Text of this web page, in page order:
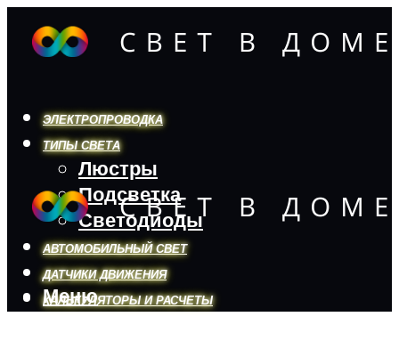
ЭЛЕКТРОПРОВОДКА
ТИПЫ СВЕТА
Люстры
Подсветка
Светодиоды
АВТОМОБИЛЬНЫЙ СВЕТ
ДАТЧИКИ ДВИЖЕНИЯ
КАЛЬКУЛЯТОРЫ И РАСЧЕТЫ
Меню